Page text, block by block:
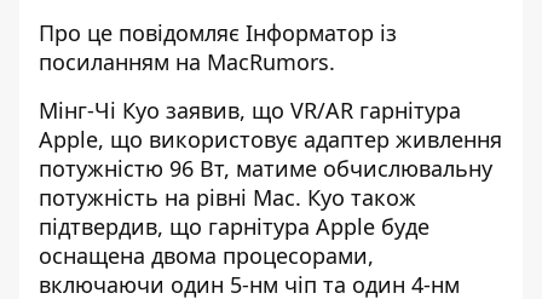
Про це повідомляє Інформатор із
посиланням на MacRumors.
Мінг-Чі Куо заявив, що VR/AR гарнітура
Apple, що використовує адаптер живлення
потужністю 96 Вт, матиме обчислювальну
потужність на рівні Mac. Куо також
підтвердив, що гарнітура Apple буде
оснащена двома процесорами,
включаючи один 5-нм чіп та один 4-нм